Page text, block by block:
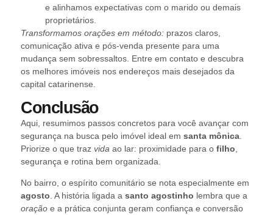
e alinhamos expectativas com o marido ou demais
proprietários.
Transformamos orações em método: prazos claros,
comunicação ativa e pós-venda presente para uma
mudança sem sobressaltos. Entre em contato e descubra
os melhores imóveis nos endereços mais desejados da
capital catarinense.
Conclusão
Aqui, resumimos passos concretos para você avançar com
segurança na busca pelo imóvel ideal em santa mônica
Priorize o que traz vida ao lar: proximidade para o filho
segurança e rotina bem organizada.
No bairro, o espírito comunitário se nota especialmente em
agosto. A história ligada a santo agostinho lembra que a
oração e a prática conjunta geram confiança e conversão